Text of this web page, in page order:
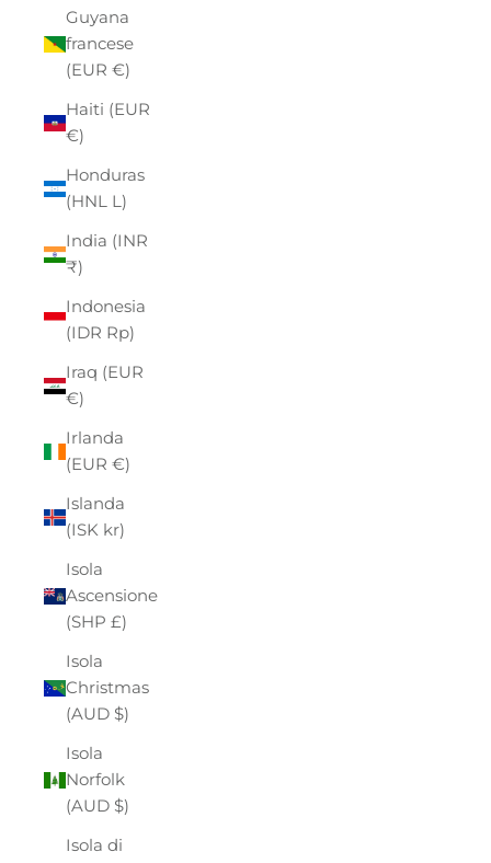
Guyana
francese
(EUR €)
Haiti (EUR
€)
Honduras
(HNL L)
India (INR
₹)
Indonesia
(IDR Rp)
Iraq (EUR
€)
Irlanda
(EUR €)
Islanda
(ISK kr)
Isola
Ascensione
(SHP £)
Isola
Christmas
(AUD $)
Isola
Norfolk
(AUD $)
Isola di